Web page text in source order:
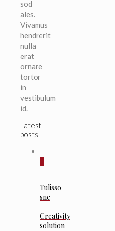
sod
ales.
Vivamus
hendrerit
nulla
erat
ornare
tortor
in
vestibulum
id.
Latest
posts
Tulisso
snc
–
Creativity
solution